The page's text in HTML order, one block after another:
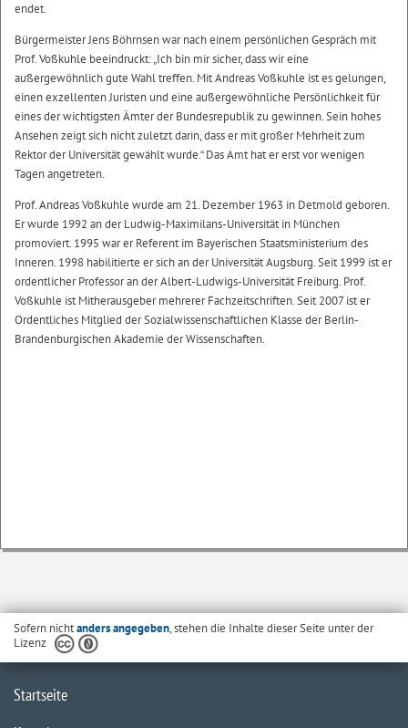
endet.
Bürgermeister Jens Böhrnsen war nach einem persönlichen Gespräch mit
Prof. Voßkuhle beeindruckt: „Ich bin mir sicher, dass wir eine
außergewöhnlich gute Wahl treffen. Mit Andreas Voßkuhle ist es gelungen,
einen exzellenten Juristen und eine außergewöhnliche Persönlichkeit für
eines der wichtigsten Ämter der Bundesrepublik zu gewinnen. Sein hohes
Ansehen zeigt sich nicht zuletzt darin, dass er mit großer Mehrheit zum
Rektor der Universität gewählt wurde.“ Das Amt hat er erst vor wenigen
Tagen angetreten.
Prof. Andreas Voßkuhle wurde am 21. Dezember 1963 in Detmold geboren.
Er wurde 1992 an der Ludwig-Maximilans-Universität in München
promoviert. 1995 war er Referent im Bayerischen Staatsministerium des
Inneren. 1998 habilitierte er sich an der Universität Augsburg. Seit 1999 ist er
ordentlicher Professor an der Albert-Ludwigs-Universität Freiburg. Prof.
Voßkuhle ist Mitherausgeber mehrerer Fachzeitschriften. Seit 2007 ist er
Ordentliches Mitglied der Sozialwissenschaftlichen Klasse der Berlin-
Brandenburgischen Akademie der Wissenschaften.
Sofern nichtanders angegeben, stehen die Inhalte dieser Seite unter der
Lizenz
Startseite